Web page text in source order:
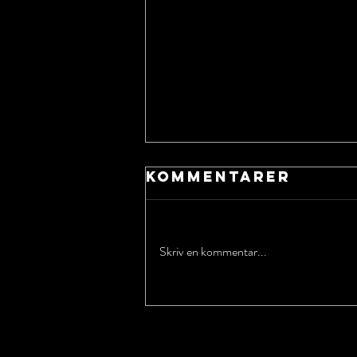
Kommentarer
Skriv en kommentar...